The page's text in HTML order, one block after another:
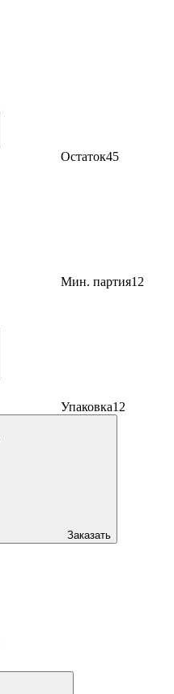
Остаток45
Мин. партия12
Упаковка12
Заказать